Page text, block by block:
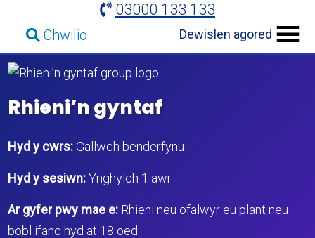
03000 133 133
Chwilio Dewislen agored
Rhieni’n gyntaf
Hyd y cwrs:Gallwch benderfynu
Hyd y sesiwn:Ynghylch 1 awr
Ar gyfer pwy mae e: Rhieni neu ofalwyr eu plant neu
bobl ifanc hyd at 18 oed